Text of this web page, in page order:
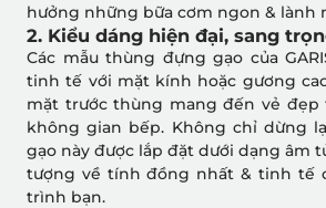
hưởng những bữa cơm ngon & lành
2. Kiểu dáng hiện đại, sang
Các mẫu thùng đựng gạo của
tinh tế với mặt kính hoặc gương
mặt trước thùng mang đến vẻ đẹp
không gian bếp. Không chỉ dừng
gạo này được lắp đặt dưới dạng âm
tượng về tính đồng nhất & tinh tế
trình bạn.